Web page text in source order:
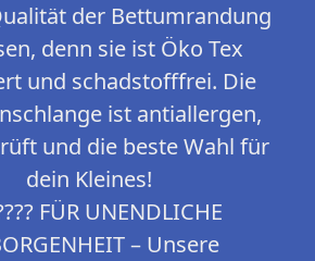
der Bettumrandung
denn sie ist Öko Tex
und schadstofffrei. Die
ist antiallergen,
und die beste Wahl für
dein Kleines!
FÜR UNENDLICHE
– Unsere